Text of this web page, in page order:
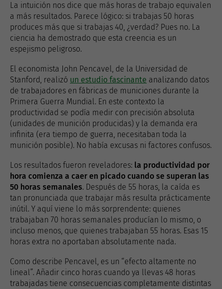
La intuición nos dice que más horas de trabajo equivalen
a más resultados. Parece lógico: si trabajas 50 horas
produces más que si trabajas 40, ¿verdad? Pues no. La
ciencia ha demostrado que esta creencia es un
espejismo peligroso.
El economista John Pencavel, de la Universidad de
Stanford, realizó un estudio fascinante analizando datos
de trabajadores en fábricas de municiones durante la
Primera Guerra Mundial. En este contexto la
productividad se podía medir con precisión absoluta
(unidades de munición producidas) y la demanda era
infinita (era tiempo de guerra, necesitaban toda la
munición posible). No había excusas ni factores confusos.
Los resultados fueron reveladores: la productividad por
hora comienza a caer en picado cuando se superan las
50 horas semanales. Después de 55 horas, la caída es
tan pronunciada que trabajar más resulta prácticamente
inútil. Y aquí viene lo más sorprendente: quienes
trabajaban 70 horas semanales producían lo mismo, o
incluso menos, que quienes trabajaban 55 horas. Esas 15
horas extra no aportaban absolutamente nada.
Como describe Pencavel, es un “efecto altamente no
lineal”. Añadir cinco horas cuando ya llevas 48 horas
trabajadas tiene consecuencias completamente distintas